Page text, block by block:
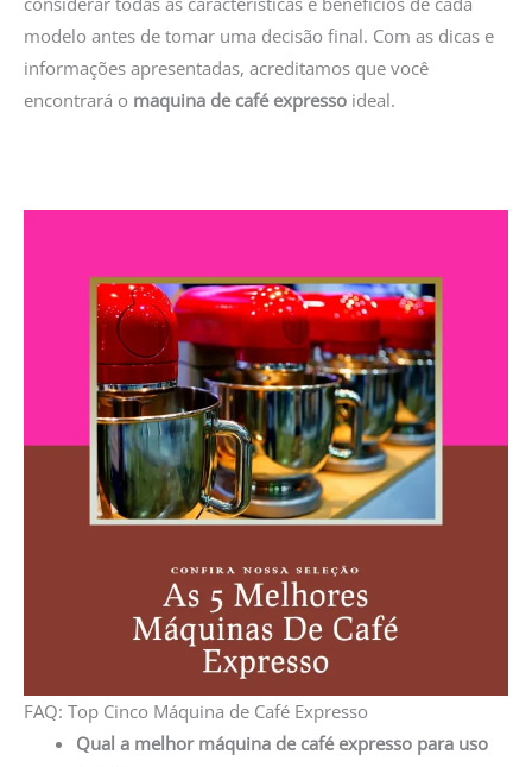
modelo antes de tomar uma decisão final. Com as dicas e
informações apresentadas, acreditamos que você
encontrará o maquina de café expresso ideal.
FAQ: Top Cinco Máquina de Café Expresso
Qual a melhor máquina de café expresso para uso